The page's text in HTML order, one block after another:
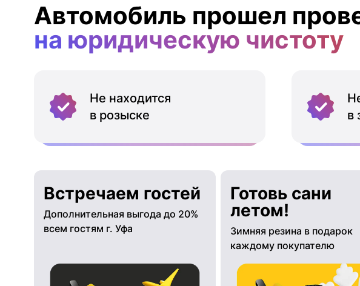
Автомобиль прошел
на юридическую чистоту
Не находится
в розыске
в
Встречаем гостей
Дополнительная выгода до 20%
всем гостям г. Уфа
Готовь сани
летом!
Зимняя резина в подарок
каждому покупателю